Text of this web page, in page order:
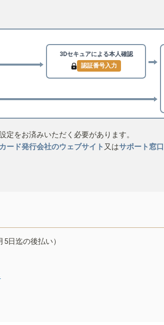
3Dセキュアによる本人確認
認証番号入力
をお済みいただく必要があります。
カード発行会社のウェブサイト 又はサポート窓口
日迄の後払い）